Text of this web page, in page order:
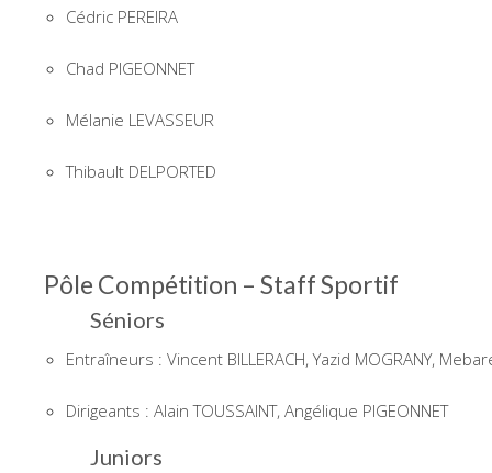
Cédric PEREIRA
Chad PIGEONNET
Mélanie LEVASSEUR
Thibault DELPORTED
Pôle Compétition – Staff Sportif
Séniors
Entraîneurs : Vincent BILLERACH, Yazid MOGRANY,
Dirigeants : Alain TOUSSAINT, Angélique PIGEONNET
Juniors